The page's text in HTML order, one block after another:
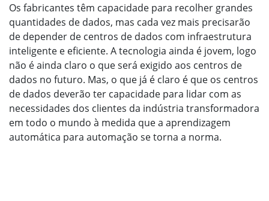
Os fabricantes têm capacidade para recolher grandes
quantidades de dados, mas cada vez mais precisarão
de depender de centros de dados com infraestrutura
inteligente e eficiente. A tecnologia ainda é jovem, logo
não é ainda claro o que será exigido aos centros de
dados no futuro. Mas, o que já é claro é que os centros
de dados deverão ter capacidade para lidar com as
necessidades dos clientes da indústria transformadora
em todo o mundo à medida que a aprendizagem
automática para automação se torna a norma.